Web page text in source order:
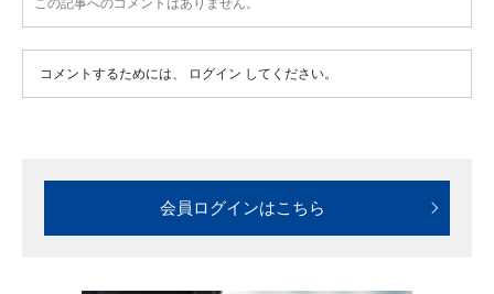
この記事へのコメントはありません。
コメントするためには、 ログイン してください。
会員ログインはこちら